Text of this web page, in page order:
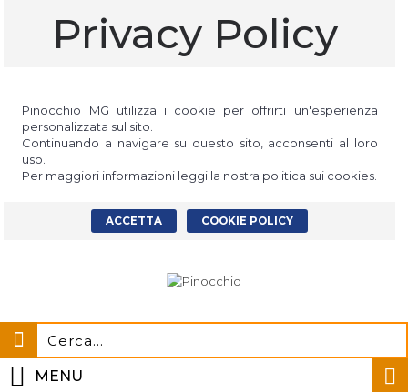
Privacy Policy
Pinocchio MG utilizza i cookie per offrirti un'esperienza
personalizzata sul sito.
Continuando a navigare su questo sito, acconsenti al loro
uso.
Per maggiori informazioni leggi la nostra politica sui cookies.
ACCETTA COOKIE POLICY
MENU